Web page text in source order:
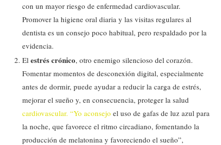
con un mayor riesgo de enfermedad cardiovascular.
Promover la higiene oral diaria y las visitas regulares al
dentista es un consejo poco habitual, pero respaldado por la
evidencia.
El estrés crónico, otro enemigo silencioso del corazón.
Fomentar momentos de desconexión digital, especialmente
antes de dormir, puede ayudar a reducir la carga de estrés,
mejorar el sueño y, en consecuencia, proteger la salud
cardiovascular. “Yo aconsejo el uso de gafas de luz azul para
la noche, que favorece el ritmo circadiano, fomentando la
producción de melatonina y favoreciendo el sueño”,